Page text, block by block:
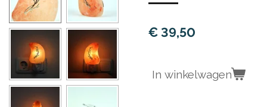
€ 39,50
In winkelwagen